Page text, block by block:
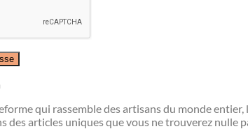
qui rassemble des artisans du monde
des articles uniques que vous ne trouverez nulle